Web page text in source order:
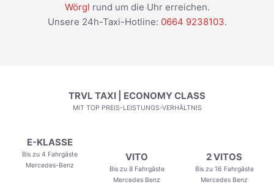
Wörgl rund um die Uhr erreichen.
Unsere 24h-Taxi-Hotline: 0664 9238103.
TRVL TAXI | ECONOMY CLASS
MIT TOP PREIS-LEISTUNGS-VERHÄLTNIS
E-KLASSE
Bis zu 4 Fahrgäste
Mercedes-Benz
VITO
Bis zu 8 Fahrgäste
Mercedes Benz
2 VITOS
Bis zu 16 Fahrgäste
Mercedes Benz